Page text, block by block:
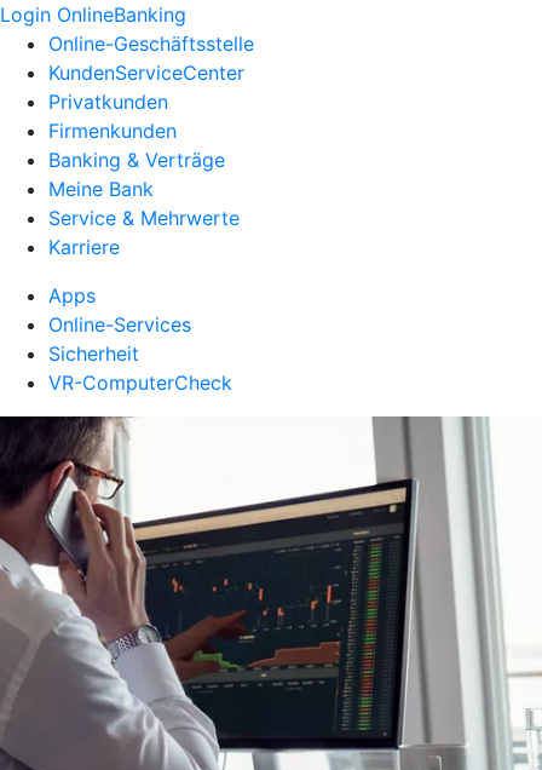
Login OnlineBanking
Online-Geschäftsstelle
KundenServiceCenter
Privatkunden
Firmenkunden
Banking & Verträge
Meine Bank
Service & Mehrwerte
Karriere
Apps
Online-Services
Sicherheit
VR-ComputerCheck